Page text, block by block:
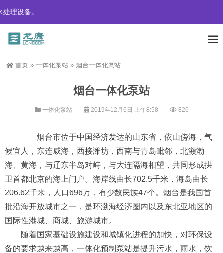
龙康环保装备股份有限公司生产销售一体化预制泵站，一体化截流
首页 » 一体化泵站 » 烟台一体化泵站
烟台一体化泵站
一体化泵站 2019年12月6日 上午8:58 826
烟台市位于中国经济发达的山东省，依山傍海，气
候宜人，东连威海，西接潍坊，西南与青岛毗邻，北濒渤
海、黄海，与辽东半岛对峙，与大连隔海相望，共同形成拱
卫首都北京的海上门户。海岸线曲长702.5千米，海岛曲长
206.62千米，人口696万，有少数民族47个。烟台是我国首
批沿海开放城市之一，是环渤海经济圈内以及东北亚地区的
国际性港城、商城、旅游城市。
随着国家基础设施建设和城镇化进程的加快，对环保设
备的要求越来越高，一体化预制泵站是提升污水，雨水，饮